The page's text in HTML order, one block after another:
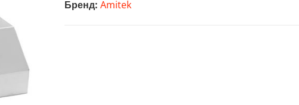
Amitek
Бренд: Amitek